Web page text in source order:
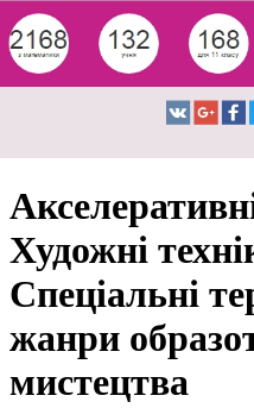
Художні
Спеціальні
жанри
мистецтва